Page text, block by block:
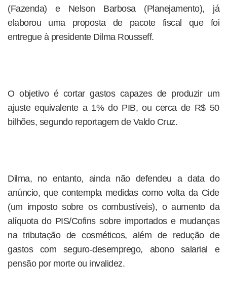
(Fazenda) e Nelson Barbosa (Planejamento), já
elaborou uma proposta de pacote fiscal que foi
entregue à presidente Dilma Rousseff.
O objetivo é cortar gastos capazes de produzir um
ajuste equivalente a 1% do PIB, ou cerca de R$ 50
bilhões, segundo reportagem de Valdo Cruz.
Dilma, no entanto, ainda não defendeu a data do
anúncio, que contempla medidas como volta da Cide
(um imposto sobre os combustíveis), o aumento da
alíquota do PIS/Cofins sobre importados e mudanças
na tributação de cosméticos, além de redução de
gastos com seguro-desemprego, abono salarial e
pensão por morte ou invalidez.